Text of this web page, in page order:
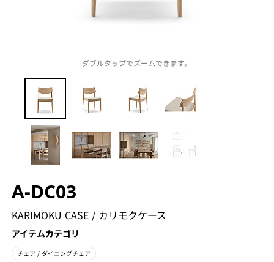
ダブルタップでズームできます。
A-DC03
KARIMOKU CASE / カリモクケース
アイテムカテゴリ
チェア / ダイニングチェア